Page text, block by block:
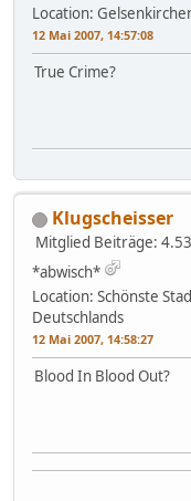
Location:
12 Mai 2007, 14:57:08
True Crime?
Klugscheisser
Mitglied Beiträge:
*abwisch*
Location: Schönste
Deutschlands
12 Mai 2007, 14:58:27
Blood In Blood Out?